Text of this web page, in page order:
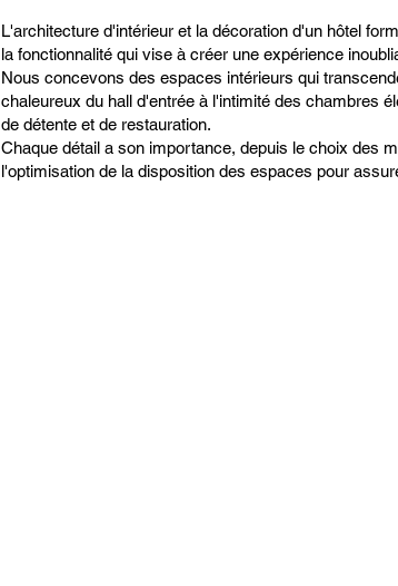
L'architecture d'intérieur et la décoration d'un hôtel
la fonctionnalité qui vise à créer une expérience
Nous concevons des espaces intérieurs qui
chaleureux du hall d'entrée à l'intimité des chambres
de détente et de restauration.
Chaque détail a son importance, depuis le choix des
l'optimisation de la disposition des espaces pour